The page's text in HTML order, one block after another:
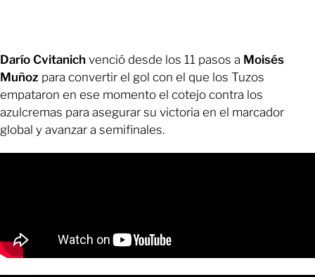
Darío Cvitanich venció desde los 11 pasos a Moisés
Muñoz para convertir el gol con el que los Tuzos
empataron en ese momento el cotejo contra los
azulcremas para asegurar su victoria en el marcador
global y avanzar a semifinales.